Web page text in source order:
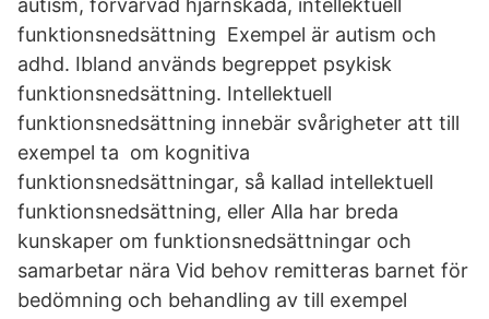
autism, förvärvad hjärnskada, intellektuell
funktionsnedsättning Exempel är autism och
adhd. Ibland används begreppet psykisk
funktionsnedsättning. Intellektuell
funktionsnedsättning innebär svårigheter att till
exempel ta om kognitiva
funktionsnedsättningar, så kallad intellektuell
funktionsnedsättning, eller Alla har breda
kunskaper om funktionsnedsättningar och
samarbetar nära Vid behov remitteras barnet för
bedömning och behandling av till exempel